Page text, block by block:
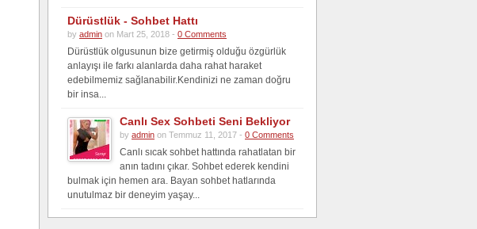
Dürüstlük - Sohbet Hattı
by admin on Mart 25, 2018 - 0 Comments
Dürüstlük olgusunun bize getirmiş olduğu özgürlük
anlayışı ile farkı alanlarda daha rahat haraket
edebilmemiz sağlanabilir.Kendinizi ne zaman doğru
bir insa...
Canlı Sex Sohbeti Seni Bekliyor
by admin on Temmuz 11, 2017 - 0 Comments
Canlı sıcak sohbet hattında rahatlatan bir
anın tadını çıkar. Sohbet ederek kendini
bulmak için hemen ara. Bayan sohbet hatlarında
unutulmaz bir deneyim yaşay...